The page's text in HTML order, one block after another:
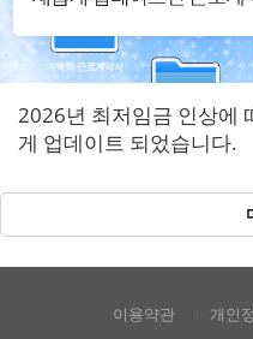
2026년 최저임금 인상에
게 업데이트 되었습니다.
이용약관 개인